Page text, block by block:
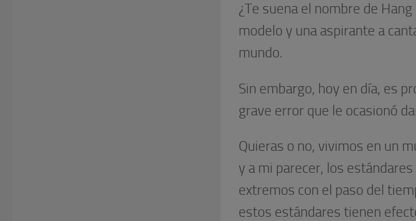
¿Te suena el nombre de
modelo y una aspirante a
mundo.
Sin embargo, hoy en día, es
grave error que le ocasionó
Quieras o no, vivimos en un
y a mi parecer, los
extremos con el paso del
estos estándares tienen